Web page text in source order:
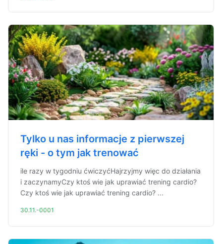
Tylko u nas informacje z pierwszej
ręki - o tym jak trenować
ile razy w tygodniu ćwiczyćHajrzyjmy więc do działania
i zaczynamyCzy ktoś wie jak uprawiać trening cardio?
Czy ktoś wie jak uprawiać trening cardio? ...
30.11.-0001